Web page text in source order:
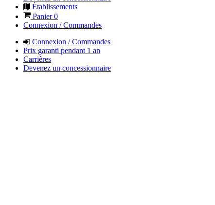
Établissements
Panier0
Connexion / Commandes
Connexion / Commandes
Prix garanti pendant 1 an
Carrières
Devenez un concessionnaire